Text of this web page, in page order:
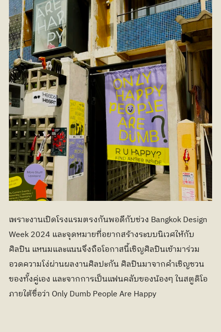
เพราะงานเปิดโรงแรมตรงกันพอดีกับช่วง Bangkok Design
Week 2024 และจุดหมายที่อยากสร้างระบบนิเวศให้กับ
ศิลปิน แหนมและแนนจึงถือโอกาสนี้เชิญศิลปินเข้ามาร่วม
อวดความโง่ผ่านผลงานศิลปะกัน ศิลปินมาจากคำเชิญชวน
ของทั้งคู่เอง และจากการเป็นแฟนคลับของน้องๆ ในสตูดิโอ
ภายใต้ชื่อว่า Only Dumb People Are Happy